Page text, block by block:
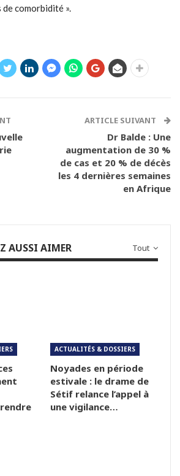
de comorbidité ».
ARTICLE SUIVANT
Dr Balde : Une
augmentation de 30 %
de cas et 20 % de décès
les 4 dernières semaines
en Afrique
Tout
AUSSI AIMER
ACTUALITÉS & DOSSIERS
Noyades en période
estivale : le drame de
Sétif relance l’appel à
une vigilance…